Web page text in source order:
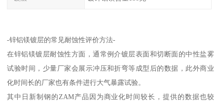
-锌铝镁镀层的常见耐蚀性评价方法-
在锌铝镁镀层耐蚀性方面，通常例介镀层表面和切断面的中性盐雾
试验时间，少量厂家会展示冲压和折弯等成型后的数据，此外商业
化时间长的厂家也有条件进行大气暴露试验。
其中日新制钢的ZAM产品因为商业化时间较长，提供的数据也较